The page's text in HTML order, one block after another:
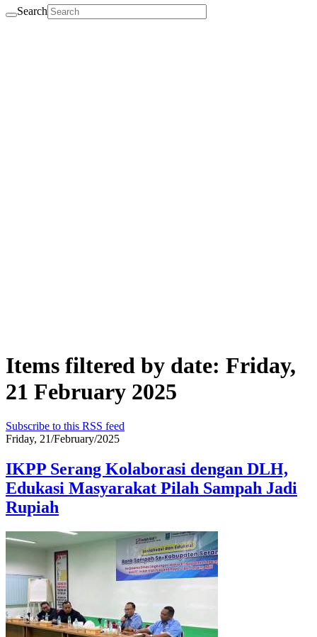
Search
Items filtered by date: Friday,
21 February 2025
Subscribe to this RSS feed
Friday, 21/February/2025
IKPP Serang Kolaborasi dengan DLH,
Edukasi Masyarakat Pilah Sampah Jadi
Rupiah